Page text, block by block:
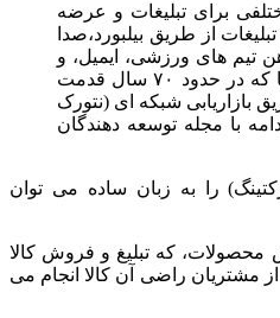
برای تبلیغات و عرضه
از طریق بیلبورد،صدا
تیم های ورزشی، ایمیل، و
غیره. یکی از این روش ها که در حدود ۷۰ سال قدمت
بازاریابی شبکه ای (نتورک
با مجله توسعه دهندگان
را به زبان ساده می توان
که تبلیغ و فروش کالا
مشتریان راضی آن کالا انجام می